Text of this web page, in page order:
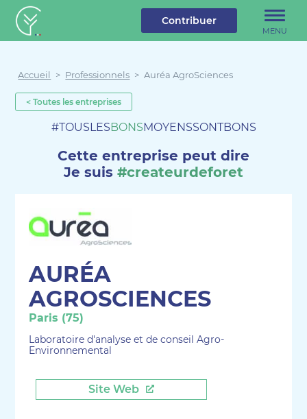
Créateur de forêt
MENU
Contribuer
Accueil > Professionnels > Auréa AgroSciences
< Toutes les entreprises
#TOUSLESBONSMOYENSSONTBONS
Cette entreprise peut dire
Je suis #createurdeforet
AURÉA
AGROSCIENCES
Paris (75)
Laboratoire d'analyse et de conseil Agro-
Environnemental
Site Web